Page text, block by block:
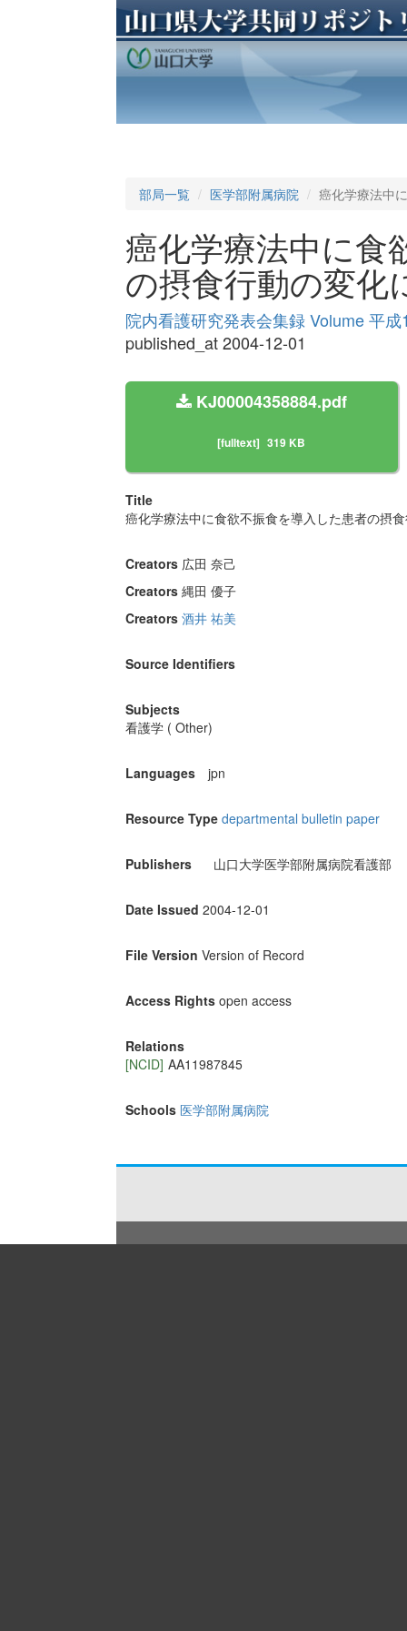
部局一覧 医学部附属病院 癌化学療法中
癌化学療法中に食
の摂食行動の変化
院内看護研究発表会集録 Volume 平成
published_at 2004-12-01
KJ00004358884.pdf
[fulltext] 319 KB
Title
癌化学療法中に食欲不振食を導入した患者の摂
Creators 広田 奈己
Creators 縄田 優子
Creators 酒井 祐美
Source Identifiers
Subjects
看護学 ( Other)
Languages jpn
Resource Type departmental bulletin paper
Publishers 山口大学医学部附属病院看護部
Date Issued 2004-12-01
File Version Version of Record
Access Rights open access
Relations
[NCID] AA11987845
Schools 医学部附属病院